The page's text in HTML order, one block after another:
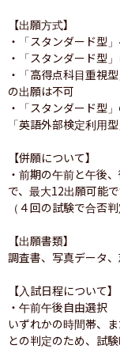
【出願方式】
・「スタンダード型
・「スタンダード型
・「高得点科目重視
の出願は不可
・「スタンダード型
「英語外部検定利用
【併願について】
・前期の午前と午後
で、最大12出願可能で
（４回の試験で合否
【出願書類】
調査書、写真データ
【入試日程について】
・午前午後自由選択
いずれかの時間帯、
との判定のため、試